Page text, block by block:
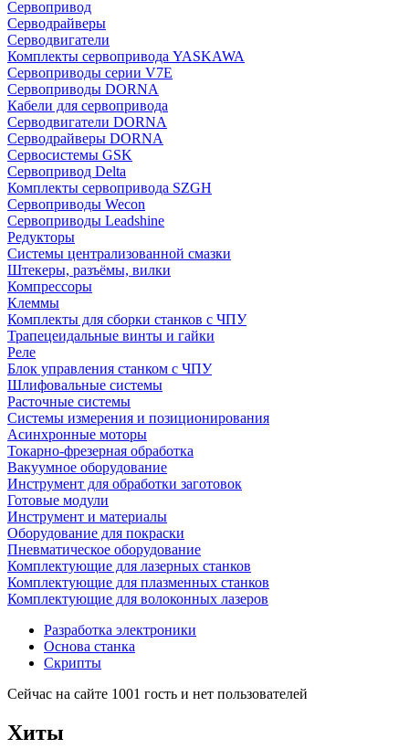
Сервопривод
Серводрайверы
Серводвигатели
Комплекты сервопривода YASKAWA
Сервоприводы серии V7E
Сервоприводы DORNA
Кабели для сервопривода
Серводвигатели DORNA
Серводрайверы DORNA
Сервосистемы GSK
Сервопривод Delta
Комплекты сервопривода SZGH
Сервоприводы Wecon
Сервоприводы Leadshine
Редукторы
Системы централизованной смазки
Штекеры, разъёмы, вилки
Компрессоры
Клеммы
Комплекты для сборки станков с ЧПУ
Трапецеидальные винты и гайки
Реле
Блок управления станком с ЧПУ
Шлифовальные системы
Расточные системы
Системы измерения и позиционирования
Асинхронные моторы
Токарно-фрезерная обработка
Вакуумное оборудование
Инструмент для обработки заготовок
Готовые модули
Инструмент и материалы
Оборудование для покраски
Пневматическое оборудование
Комплектующие для лазерных станков
Комплектующие для плазменных станков
Комплектующие для волоконных лазеров
Разработка электроники
Основа станка
Скрипты
Сейчас на сайте 1001 гость и нет пользователей
Хиты